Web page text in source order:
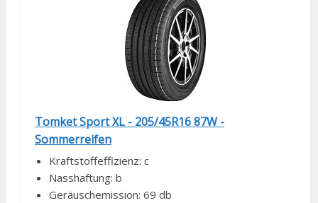
Tomket Sport XL - 205/45R16 87W -
Sommerreifen
Kraftstoffeffizienz: c
Nasshaftung: b
Geräuschemission: 69 db